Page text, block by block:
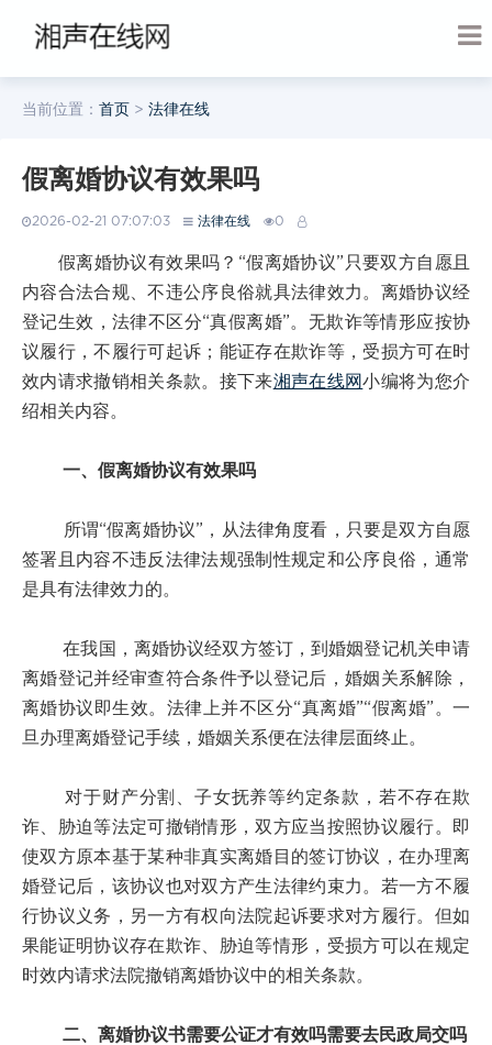
当前位置： 首页 > 法律在线
假离婚协议有效果吗
2026-02-21 07:07:03 法律在线 0
假离婚协议有效果吗？“假离婚协议”只要双方自愿且
内容合法合规、不违公序良俗就具法律效力。离婚协议经
登记生效，法律不区分“真假离婚”。无欺诈等情形应按协
议履行，不履行可起诉；能证存在欺诈等，受损方可在时
效内请求撤销相关条款。接下来湘声在线网小编将为您介
绍相关内容。
一、假离婚协议有效果吗
所谓“假离婚协议”，从法律角度看，只要是双方自愿
签署且内容不违反法律法规强制性规定和公序良俗，通常
是具有法律效力的。
在我国，离婚协议经双方签订，到婚姻登记机关申请
离婚登记并经审查符合条件予以登记后，婚姻关系解除，
离婚协议即生效。法律上并不区分“真离婚”“假离婚”。一
旦办理离婚登记手续，婚姻关系便在法律层面终止。
对于财产分割、子女抚养等约定条款，若不存在欺
诈、胁迫等法定可撤销情形，双方应当按照协议履行。即
使双方原本基于某种非真实离婚目的签订协议，在办理离
婚登记后，该协议也对双方产生法律约束力。若一方不履
行协议义务，另一方有权向法院起诉要求对方履行。但如
果能证明协议存在欺诈、胁迫等情形，受损方可以在规定
时效内请求法院撤销离婚协议中的相关条款。
二、离婚协议书需要公证才有效吗需要去民政局交吗